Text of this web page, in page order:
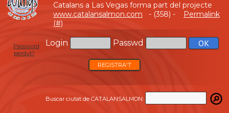
Catalans a Las Vegas forma part del projecte
www.catalansalmon.com - (358) -
Permalink
(#)
Login Passwd
Password
perdut?
REGISTRA'T
Buscar ciutat de CATALANSALMON: